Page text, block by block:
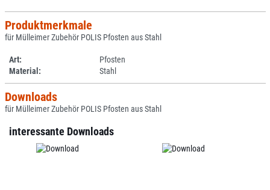
Produktmerkmale
für Mülleimer Zubehör POLIS Pfosten aus Stahl
Art:
Pfosten
Material:
Stahl
Downloads
für Mülleimer Zubehör POLIS Pfosten aus Stahl
interessante Downloads